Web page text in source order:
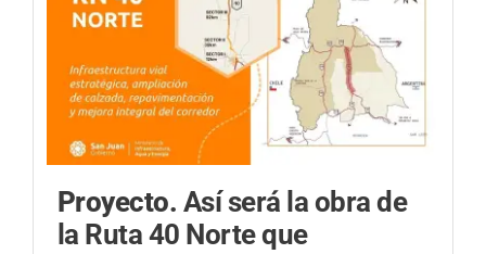
Proyecto. Así será la obra de
la Ruta 40 Norte que